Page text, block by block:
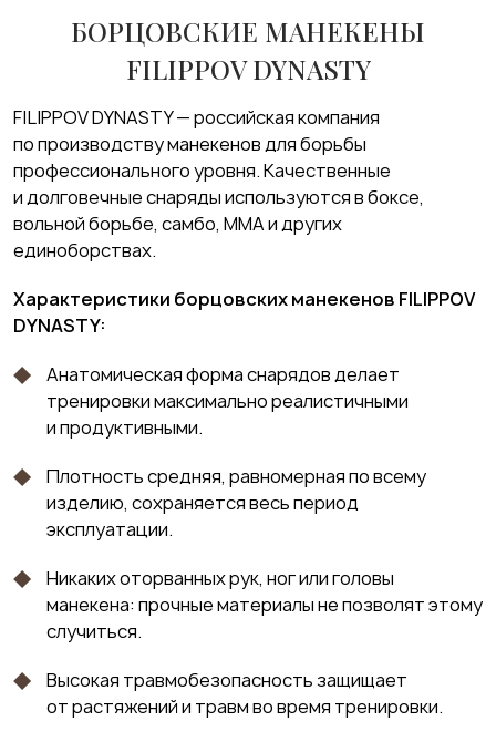
БОРЦОВСКИЕ МАНЕКЕНЫ
FILIPPOV DYNASTY
FILIPPOV DYNASTY — российская компания
по производству манекенов для борьбы
профессионального уровня. Качественные
и долговечные снаряды используются в боксе,
вольной борьбе, самбо, ММА и других
единоборствах.
Характеристики борцовских манекенов FILIPPOV
DYNASTY:
Анатомическая форма снарядов делает
тренировки максимально реалистичными
и продуктивными.
Плотность средняя, равномерная по всему
изделию, сохраняется весь период
эксплуатации.
Никаких оторванных рук, ног или головы
манекена: прочные материалы не позволят этому
случиться.
Высокая травмобезопасность защищает
от растяжений и травм во время тренировки.